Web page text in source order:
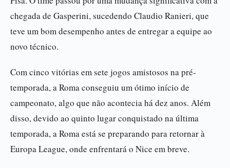
chegada de Gasperini, sucedendo Claudio Ranieri, que
teve um bom desempenho antes de entregar a equipe ao
novo técnico.
Com cinco vitórias em sete jogos amistosos na pré-
temporada, a Roma conseguiu um ótimo início de
campeonato, algo que não acontecia há dez anos. Além
disso, devido ao quinto lugar conquistado na última
temporada, a Roma está se preparando para retornar à
Europa League, onde enfrentará o Nice em breve.